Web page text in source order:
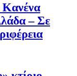
Κανένα
– Σε